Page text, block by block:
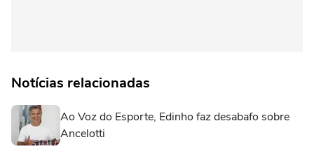
Notícias relacionadas
Ao Voz do Esporte, Edinho faz desabafo sobre
Ancelotti